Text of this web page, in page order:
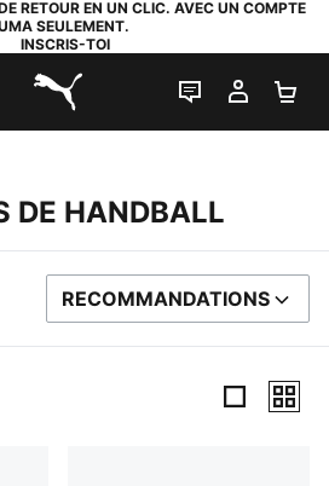
RETOUR EN UN CLIC. AVEC UN COMPTE
SEULEMENT.
INSCRIS-TOI
PUMA.com
LIVE CHAT
MON
DE HANDBALL
TRIER PAR
RECOMMANDATIONS